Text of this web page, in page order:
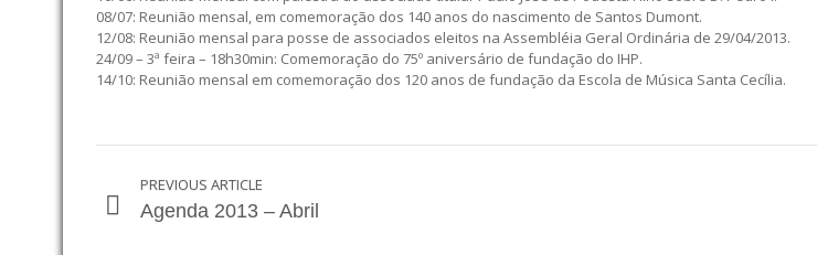
08/07: Reunião mensal, em comemoração dos 140 anos do nascimento de Santos Dumont.
12/08: Reunião mensal para posse de associados eleitos na Assembléia Geral Ordinária de 29/04/2013.
24/09 – 3ª feira – 18h30min: Comemoração do 75º aniversário de fundação do IHP.
14/10: Reunião mensal em comemoração dos 120 anos de fundação da Escola de Música Santa Cecília.
PREVIOUS ARTICLE
Agenda 2013 – Abril